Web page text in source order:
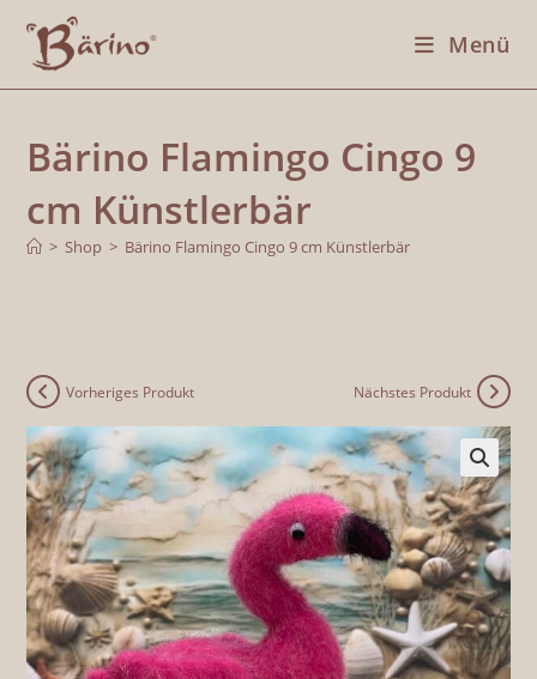
Menü
Bärino Flamingo Cingo 9
cm Künstlerbär
> Shop > Bärino Flamingo Cingo 9 cm Künstlerbär
Vorheriges Produkt Nächstes Produkt